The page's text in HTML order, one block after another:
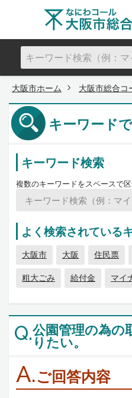
大阪市ホーム 大阪市総合コ
キーワード
キーワード検索
複数のキーワードをスペースで区
よく検索されている
大阪市 大阪 住民票
粗大ごみ
給付金 マイ
Q.公園管理の為の
りたい。
A.ご回答内容